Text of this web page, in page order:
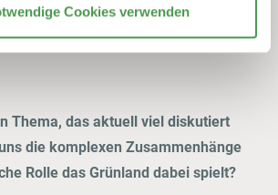
Cookies verwenden
dafür aber oft eine
Thema, das aktuell viel diskutiert
die komplexen Zusammenhänge
Rolle das Grünland dabei spielt?